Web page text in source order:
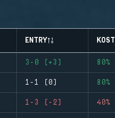
ENTRY KOST
3-0 (+3) 80%
1-1 (0) 80%
1-3 (-2) 40%